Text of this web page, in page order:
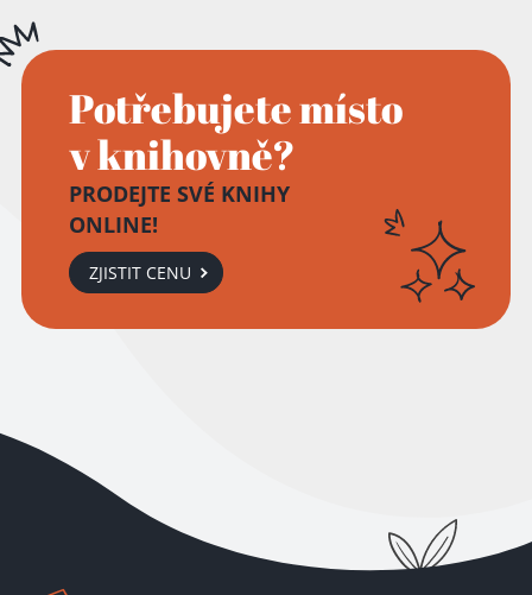
Potřebujete místo
v knihovně?
PRODEJTE SVÉ KNIHY
ONLINE!
ZJISTIT CENU